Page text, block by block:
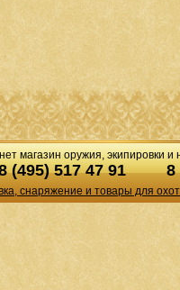
магазин оружия, экипировки и
(495) 517 47 918
снаряжение и товары для